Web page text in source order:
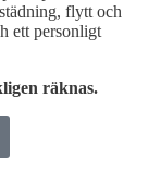
flytt och
ett personligt
räknas.